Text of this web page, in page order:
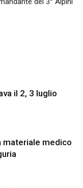
il 2, 3 luglio
materiale medico